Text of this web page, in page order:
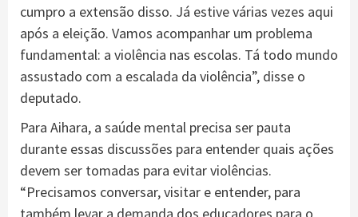
cumpro a extensão disso. Já estive várias vezes aqui
após a eleição. Vamos acompanhar um problema
fundamental: a violência nas escolas. Tá todo mundo
assustado com a escalada da violência”, disse o
deputado.
Para Aihara, a saúde mental precisa ser pauta
durante essas discussões para entender quais ações
devem ser tomadas para evitar violências.
“Precisamos conversar, visitar e entender, para
também levar a demanda dos educadores para o